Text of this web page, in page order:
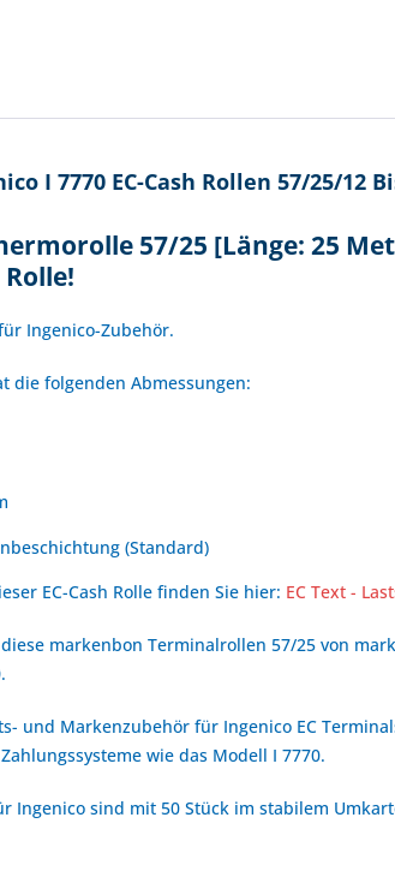
I 7770 EC-Cash Rollen 57/25/12
57/25 [Länge: 25
Ingenico-Zubehör.
die folgenden Abmessungen:
(Standard)
EC-Cash Rolle finden Sie hier: EC Text -
markenbon Terminalrollen 57/25 von
und Markenzubehör für Ingenico EC
wie das Modell I 7770.
Ingenico sind mit 50 Stück im stabilem